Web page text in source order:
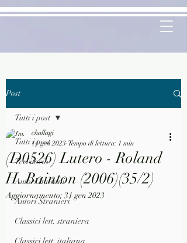
Post
Tutti i post
Territorio
Autori Italiani
Autori Stranieri
Classici lett. straniera
Classici lett. italiana
Tutti i post
(D0526) Lutero - Roland
H. Bainton (2006)(35/2)
challagi
14 gen 2023 Tempo di lettura: 1 min
Aggiornamento:31 gen 2023